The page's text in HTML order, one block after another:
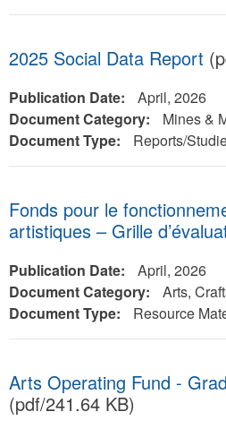
2025 Social Data Report
Publication Date:
April, 2026
Document Category:
Mines &
Document Type:
Reports/
Fonds pour le
artistiques – Grille
Publication Date:
April, 2026
Document Category:
Arts,
Document Type:
Resource
Arts Operating Fund -
(pdf/241.64 KB)